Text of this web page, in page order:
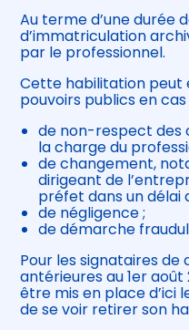
Au terme d’une durée
d’immatriculation
par le professionnel.
Cette habilitation peut
pouvoirs publics en cas
de non-respect des
la charge du
de changement,
dirigeant de
préfet dans un délai
de négligence ;
de démarche
Pour les signataires de
antérieures au 1er
être mis en place d’ici
de se voir retirer son